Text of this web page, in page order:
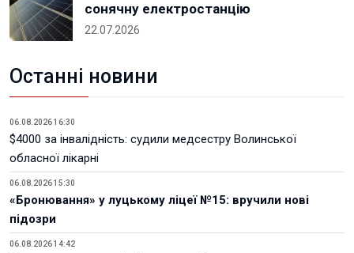
сонячну електростанцію
22.07.2026
Останні новини
06.08.2026 16:30
$4000 за інвалідність: судили медсестру Волинської
обласної лікарні
06.08.2026 15:30
«Бронювання» у луцькому ліцеї №15: вручили нові
підозри
06.08.2026 14:42